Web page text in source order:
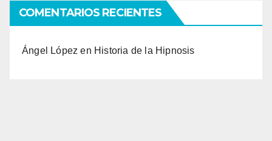
COMENTARIOS RECIENTES
Ángel López en Historia de la Hipnosis